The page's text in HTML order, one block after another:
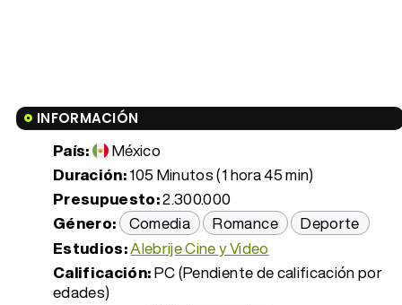
INFORMACIÓN
País:
México
Duración:105 Minutos (1 hora 45 min)
Presupuesto:2.300.000
Género: Comedia Romance
Deporte
Estudios:Alebrije Cine y Video
Calificación:PC (Pendiente de calificación por
edades)